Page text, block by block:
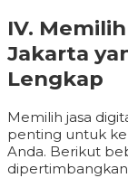
IV.
Jakarta
Lengkap
Memilih jasa
penting untuk
Anda. Berikut